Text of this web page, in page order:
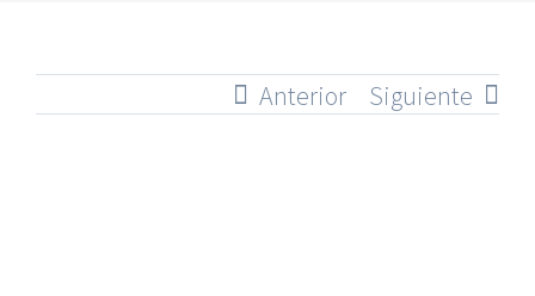
Anterior Siguiente